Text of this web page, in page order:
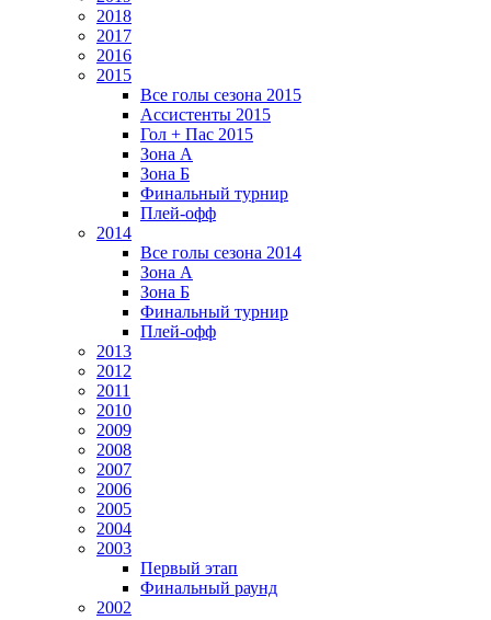
2018
2017
2016
2015
Все голы сезона 2015
Ассистенты 2015
Гол + Пас 2015
Зона А
Зона Б
Финальный турнир
Плей-офф
2014
Все голы сезона 2014
Зона А
Зона Б
Финальный турнир
Плей-офф
2013
2012
2011
2010
2009
2008
2007
2006
2005
2004
2003
Первый этап
Финальный раунд
2002